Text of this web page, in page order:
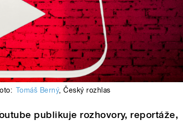
Tomáš Berný,Český rozhlas
publikuje rozhovory, reportáže,